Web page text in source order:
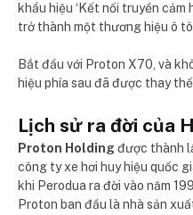
khẩu hiệu ‘Kết nối truyền
trở thành một thương hiệu ô
Bắt đầu với Proton X70, và
hiệu phía sau đã được thay
Lịch sử ra đời của
Proton Holding được thành
công ty xe hơi huy hiệu quốc
khi Perodua ra đời vào năm
Proton ban đầu là nhà sản